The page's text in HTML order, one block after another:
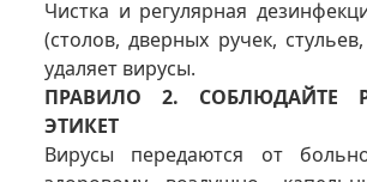
Чистка и регулярная
(столов, дверных ручек,
удаляет вирусы.
ПРАВИЛО 2. СОБЛЮДАЙТЕ
ЭТИКЕТ
Вирусы передаются от